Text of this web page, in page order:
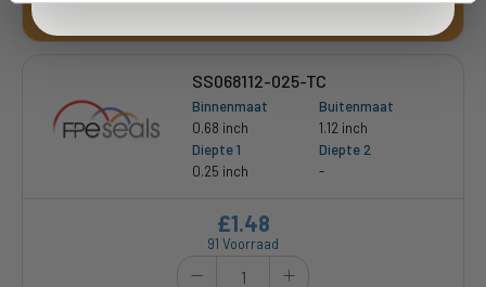
SS068112-025-TC
Binnenmaat
0.68 inch
Buitenmaat
1.12 inch
Diepte 1
0.25 inch
Diepte 2
-
91 Voorraad
£1.48